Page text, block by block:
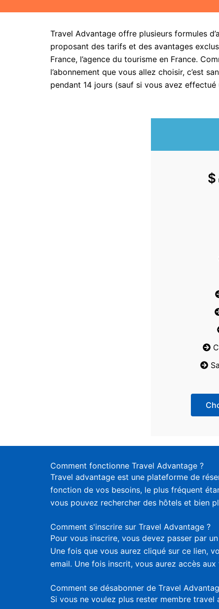
Travel Advantage offre plusieurs formules
proposant des tarifs et des avantages
France, l’agence du tourisme en France.
l’abonnement que vous allez choisir, c’est
pendant 14 jours (sauf si vous avez
$
Comment fonctionne Travel Advantage ?
Travel advantage est une plateforme de
fonction de vos besoins, le plus fréquent
vous pouvez rechercher des hôtels et bien
Comment s'inscrire sur Travel Advantage ?
Pour vous inscrire, vous devez passer par
Une fois que vous aurez cliqué sur ce lien,
email. Une fois inscrit, vous aurez accès
Comment se désabonner de Travel
Si vous ne voulez plus rester membre